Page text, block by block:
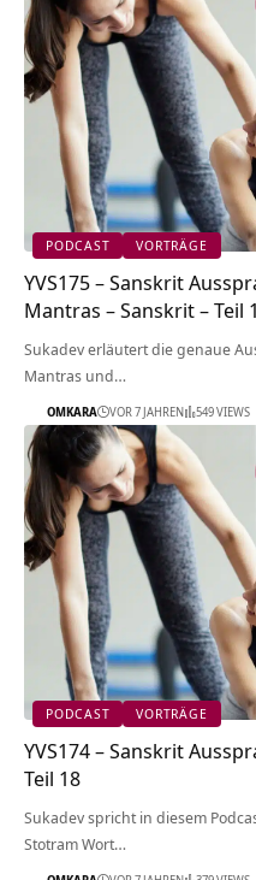
PODCAST VORTRÄGE
YVS175 – Sanskrit
Mantras – Sanskrit – Teil
Sukadev erläutert die genaue
Mantras und…
OMKARA VOR 7 JAHREN 549 VIEWS
PODCAST VORTRÄGE
YVS174 – Sanskrit
Teil 18
Sukadev spricht in diesem
Stotram Wort…